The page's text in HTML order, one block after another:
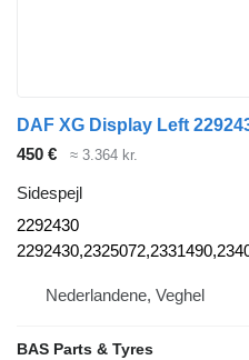
450 € ≈ 3.364 kr.
Sidespejl
2292430
Nederlandene, Veghel
BAS Parts & Tyres